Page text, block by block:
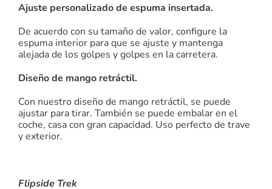
Ajuste personalizado de espuma insertada.
De acuerdo con su tamaño de valor, configure la
espuma interior para que se ajuste y mantenga
alejada de los golpes y golpes en la carretera.
Diseño de mango retráctil.
Con nuestro diseño de mango retráctil, se puede
ajustar para tirar. También se puede embalar en el
coche, casa con gran capacidad. Uso perfecto de trave
y exterior.
Flipside Trek